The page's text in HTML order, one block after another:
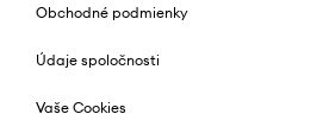
Obchodné podmienky
Údaje spoločnosti
Vaše Cookies